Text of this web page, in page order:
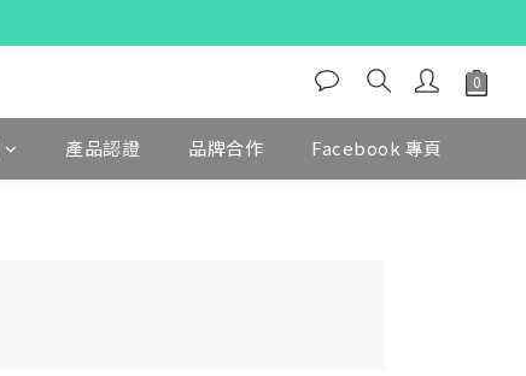
產品認證 品牌合作 Facebook 專頁